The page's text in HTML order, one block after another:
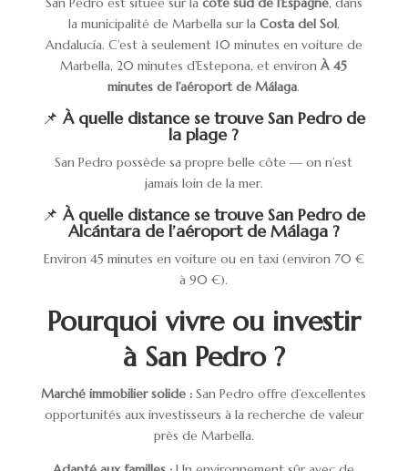
la municipalité de Marbella sur la Costa del Sol,
Andalucía. C’est à seulement 10 minutes en voiture de
Marbella, 20 minutes d’Estepona, et environÀ 45
minutes de l’aéroport de Málaga.
📌À quelle distance se trouve San Pedro de
la plage ?
San Pedro possède sa propre belle côte — on n’est
jamais loin de la mer.
📌À quelle distance se trouve San Pedro de
Alcántara de l’aéroport de Málaga ?
Environ 45 minutes en voiture ou en taxi (environ 70 €
à 90 €).
Pourquoi vivre ou investir
à San Pedro ?
Marché immobilier solide :San Pedro offre d’excellentes
opportunités aux investisseurs à la recherche de valeur
près de Marbella.